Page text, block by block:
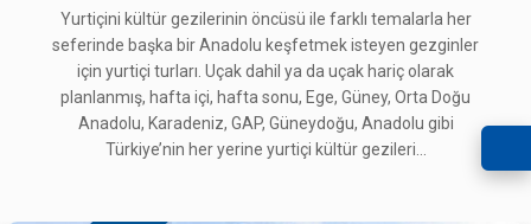
Yurtiçini kültür gezilerinin öncüsü ile farklı temalarla her
seferinde başka bir Anadolu keşfetmek isteyen gezginler
için yurtiçi turları. Uçak dahil ya da uçak hariç olarak
planlanmış, hafta içi, hafta sonu, Ege, Güney, Orta Doğu
Anadolu, Karadeniz, GAP, Güneydoğu, Anadolu gibi
Türkiye’nin her yerine yurtiçi kültür gezileri...